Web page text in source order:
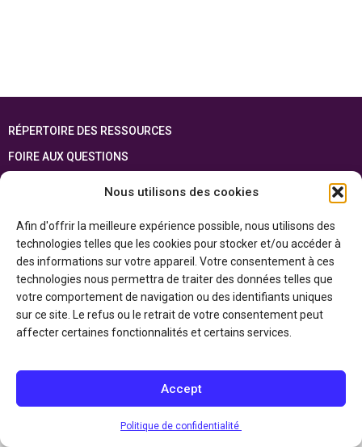
Nous utilisons des cookies
Afin d'offrir la meilleure expérience possible, nous utilisons des
technologies telles que les cookies pour stocker et/ou accéder à
des informations sur votre appareil. Votre consentement à ces
technologies nous permettra de traiter des données telles que
votre comportement de navigation ou des identifiants uniques
sur ce site. Le refus ou le retrait de votre consentement peut
affecter certaines fonctionnalités et certains services.
Accept
Politique de confidentialité
RÉPERTOIRE DES RESSOURCES
FOIRE AUX QUESTIONS
Cette ressource est réalisée grâce au soutien financier du gouvernement de
l’Ontario et du gouvernement du Canada par l’entremise du ministère du
Patrimoine canadien
Politique de confidentialité